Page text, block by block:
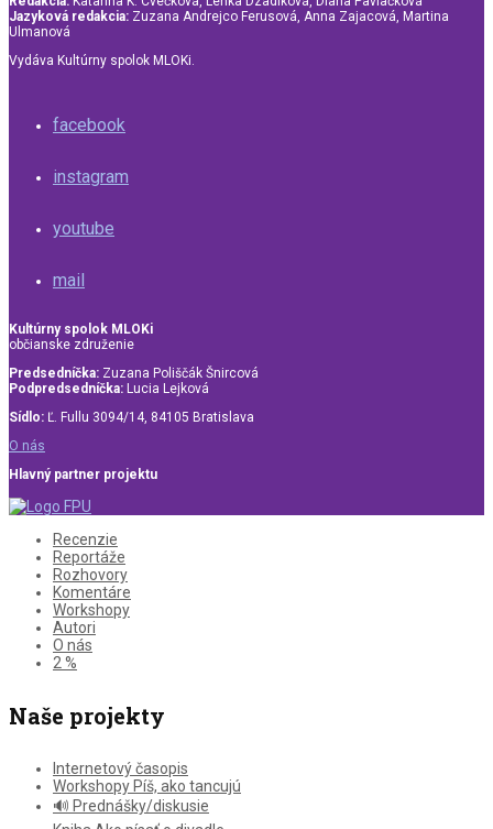
Jazyková redakcia: Zuzana Andrejco Ferusová, Anna Zajacová, Martina
Ulmanová
Vydáva Kultúrny spolok MLOKi.
facebook
instagram
youtube
mail
Kultúrny spolok MLOKi
občianske združenie
Predsedníčka: Zuzana Poliščák Šnircová
Podpredsedníčka: Lucia Lejková
Sídlo: Ľ. Fullu 3094/14, 84105 Bratislava
O nás
Hlavný partner projektu
Recenzie
Reportáže
Rozhovory
Komentáre
Workshopy
Autori
O nás
2 %
Naše projekty
Internetový časopis
Workshopy Píš, ako tancujú
🔊 Prednášky/diskusie